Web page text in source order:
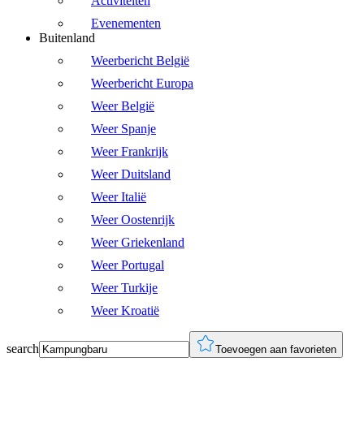
Evenementen
Buitenland
Weerbericht België
Weerbericht Europa
Weer België
Weer Spanje
Weer Frankrijk
Weer Duitsland
Weer Italië
Weer Oostenrijk
Weer Griekenland
Weer Portugal
Weer Turkije
Weer Kroatië
search Toevoegen aan favorieten